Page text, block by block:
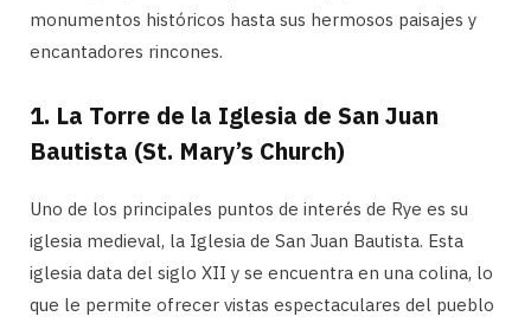
monumentos históricos hasta sus hermosos paisajes y
encantadores rincones.
1. La Torre de la Iglesia de San Juan
Bautista (St. Mary’s Church)
Uno de los principales puntos de interés de Rye es su
iglesia medieval, la Iglesia de San Juan Bautista. Esta
iglesia data del siglo XII y se encuentra en una colina, lo
que le permite ofrecer vistas espectaculares del pueblo